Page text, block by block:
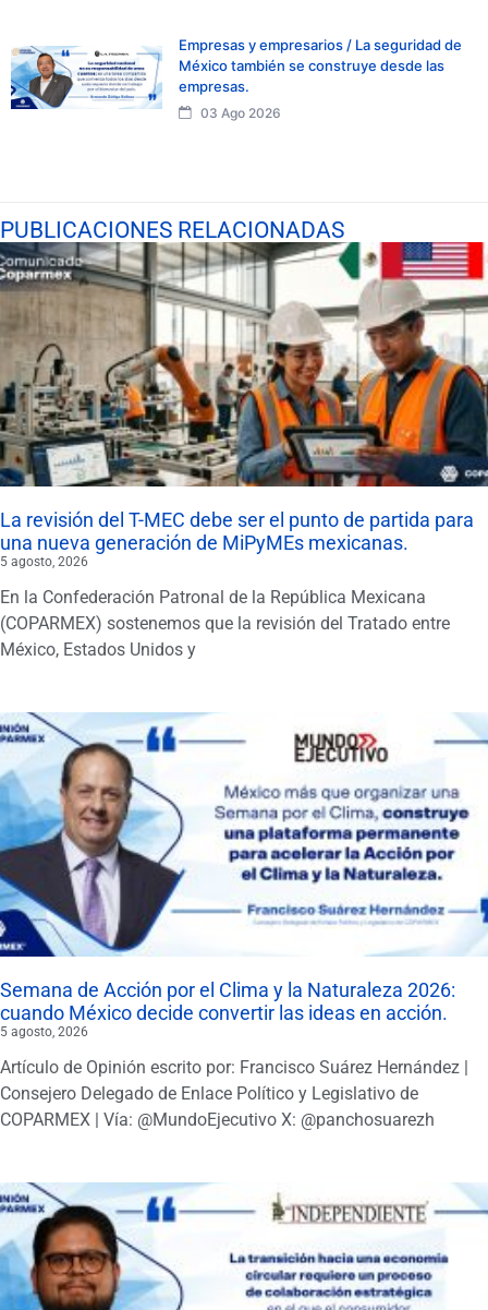
Empresas y empresarios / La seguridad de
México también se construye desde las
empresas.
03 Ago 2026
PUBLICACIONES RELACIONADAS
La revisión del T-MEC debe ser el punto de partida para
una nueva generación de MiPyMEs mexicanas.
5 agosto, 2026
En la Confederación Patronal de la República Mexicana
(COPARMEX) sostenemos que la revisión del Tratado entre
México, Estados Unidos y
Semana de Acción por el Clima y la Naturaleza 2026:
cuando México decide convertir las ideas en acción.
5 agosto, 2026
Artículo de Opinión escrito por: Francisco Suárez Hernández |
Consejero Delegado de Enlace Político y Legislativo de
COPARMEX | Vía: @MundoEjecutivo X: @panchosuarezh